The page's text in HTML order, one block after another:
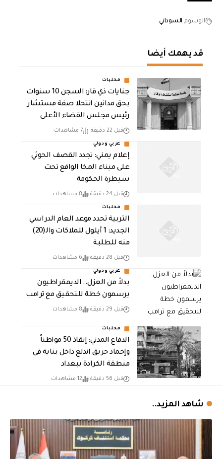
الوسوم السوداني
قد يهمك أيضا
محليات
جنايات ذي قار: السجن 10 سنوات
بحق مدانين انتحلا صفة مستشار
رئيس مجلس القضاء الأعلى
قبل 22 دقيقة 7 مشاهدات
عربي ودولي
إعلام يمني: تجدد القصف الحوثي
على ميناء المخا الواقع تحت
سيطرة الحكومة
قبل 24 دقيقة 8 مشاهدات
محليات
التربية تحدد موعد العام الدراسي
الجديد: 1 أيلول للملاكات والـ(20)
منه للطلبة
قبل 28 دقيقة 6 مشاهدات
عربي ودولي
بدلاً من العزل.. الديمقراطيون
يرسمون خطة للتحقيق مع ترامب
قبل 29 دقيقة 8 مشاهدات
محليات
الدفاع المدني: إنقاذ 50 مواطناً
وإخماد حريق اندلع داخل بناية في
منطقة الكرادة ببغداد
قبل 56 دقيقة 12 مشاهدات
شاهد المزيد..